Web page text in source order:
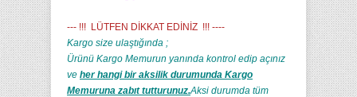
--- !!! LÜTFEN DİKKAT EDİNİZ !!! ----
Kargo size ulaştığında ;
Ürünü Kargo Memurun yanında kontrol edip açınız
ve her hangi bir aksilik durumunda Kargo
Memuruna zabıt tutturunuz.Aksi durumda tüm